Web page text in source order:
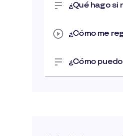
¿Qué hago si
¿Cómo me
¿Cómo